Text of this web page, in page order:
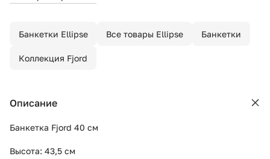
Банкетки Ellipse Все товары Ellipse Банкетки
Коллекция Fjord
Описание
Банкетка Fjord 40 см
Высота: 43,5 см